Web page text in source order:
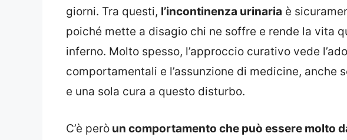
giorni. Tra questi, l’incontinenza urinaria è
poiché mette a disagio chi ne soffre e rende la vita
inferno. Molto spesso, l’approccio curativo vede
comportamentali e l’assunzione di medicine, anche
e una sola cura a questo disturbo.
C’è però un comportamento che può essere molto